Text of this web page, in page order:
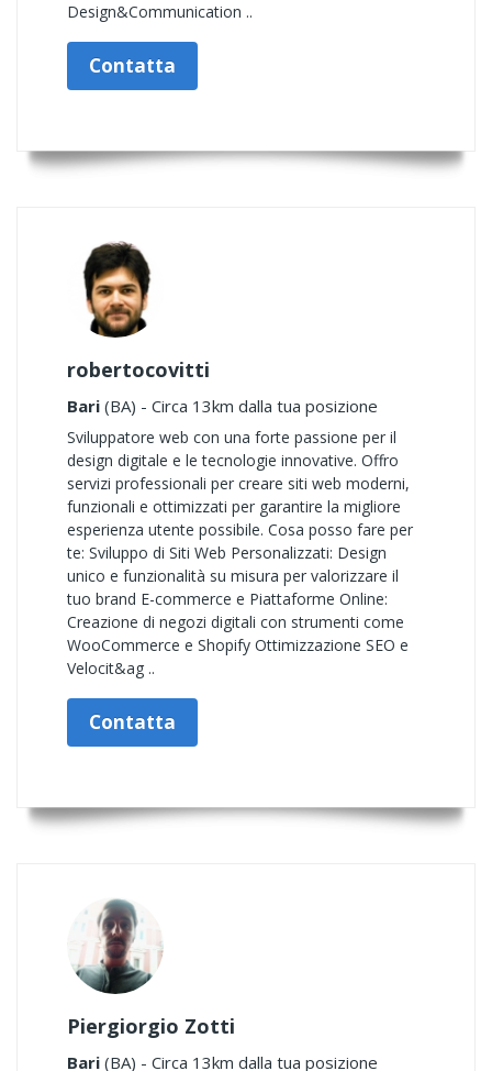
Design&Communication ..
Contatta
robertocovitti
Bari (BA) - Circa 13km dalla tua posizione
Sviluppatore web con una forte passione per il
design digitale e le tecnologie innovative. Offro
servizi professionali per creare siti web moderni,
funzionali e ottimizzati per garantire la migliore
esperienza utente possibile. Cosa posso fare per
te: Sviluppo di Siti Web Personalizzati: Design
unico e funzionalità su misura per valorizzare il
tuo brand E-commerce e Piattaforme Online:
Creazione di negozi digitali con strumenti come
WooCommerce e Shopify Ottimizzazione SEO e
Velocit&ag ..
Contatta
Piergiorgio Zotti
Bari (BA) - Circa 13km dalla tua posizione